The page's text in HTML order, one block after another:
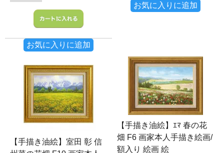
お気に入りに追加
お気に入りに追加
【手描き油絵】室田 彰 信
【手描き油絵】ｴﾏ 春の花
畑 F6 画家本人手描き絵画/
額入り 絵画 絵